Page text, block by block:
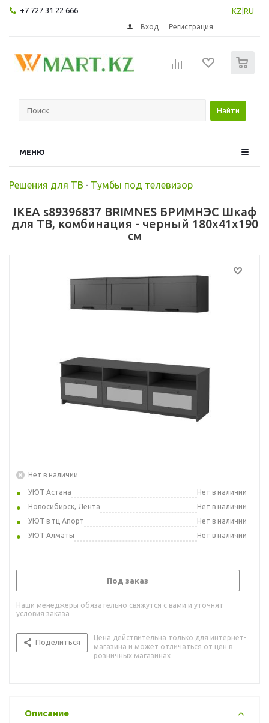
+7 727 31 22 666 KZ RU
Вход Регистрация
Найти
МЕНЮ
Решения для ТВ - Тумбы под телевизор
IKEA s89396837 BRIMNES БРИМНЭС Шкаф
для ТВ, комбинация - черный 180x41x190
см
Нет в наличии
УЮТ Астана
Нет в наличии
Новосибирск, Лента
Нет в наличии
УЮТ в тц Апорт
Нет в наличии
УЮТ Алматы
Нет в наличии
Под заказ
Наши менеджеры обязательно свяжутся с вами и уточнят
условия заказа
Поделиться
Цена действительна только для интернет-
магазина и может отличаться от цен в
розничных магазинах
Описание